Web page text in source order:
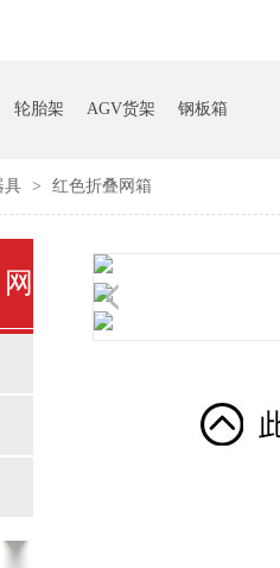
轮胎架 AGV货架 钢板箱
具 > 红色折叠网箱